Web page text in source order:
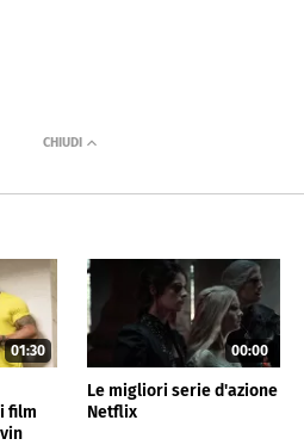
01:30
film
00:00
Le migliori serie d'azione
Netflix